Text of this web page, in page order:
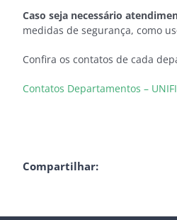
Caso seja necessário
medidas de segurança, como
Confira os contatos de cada
Contatos Departamentos –
Compartilhar: